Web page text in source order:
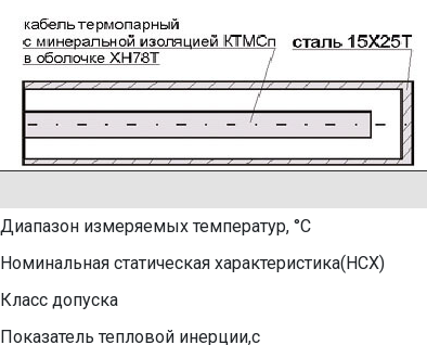
Диапазон измеряемых температур, °C
Номинальная статическая характеристика(НСХ)
Класс допуска
Показатель тепловой инерции,с